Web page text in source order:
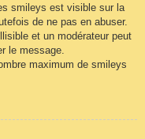
smileys est visible sur la
de ne pas en abuser.
et un modérateur peut
le message.
maximum de smileys